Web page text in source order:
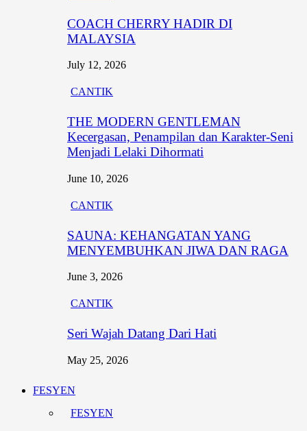
COACH CHERRY HADIR DI
MALAYSIA
July 12, 2026
CANTIK
THE MODERN GENTLEMAN
Kecergasan, Penampilan dan Karakter-Seni
Menjadi Lelaki Dihormati
June 10, 2026
CANTIK
SAUNA: KEHANGATAN YANG
MENYEMBUHKAN JIWA DAN RAGA
June 3, 2026
CANTIK
Seri Wajah Datang Dari Hati
May 25, 2026
FESYEN
FESYEN